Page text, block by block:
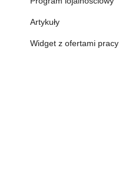
Artykuły
Widget z ofertami pracy